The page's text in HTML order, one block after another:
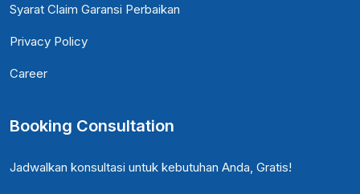
Syarat Claim Garansi Perbaikan
Privacy Policy
Career
Booking Consultation
Jadwalkan konsultasi untuk kebutuhan Anda, Gratis!